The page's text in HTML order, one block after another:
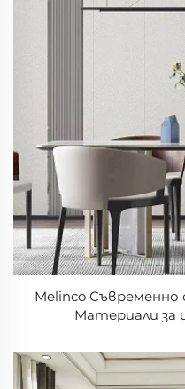
Melinco
Материали за
стени